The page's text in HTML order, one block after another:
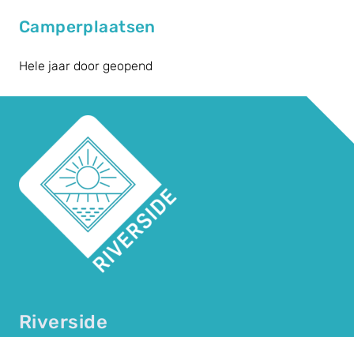
Camperplaatsen
Hele jaar door geopend
Riverside